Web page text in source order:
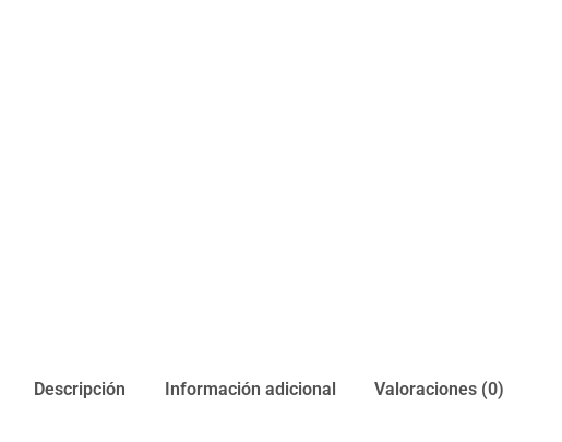
Descripción Información adicional Valoraciones (0)